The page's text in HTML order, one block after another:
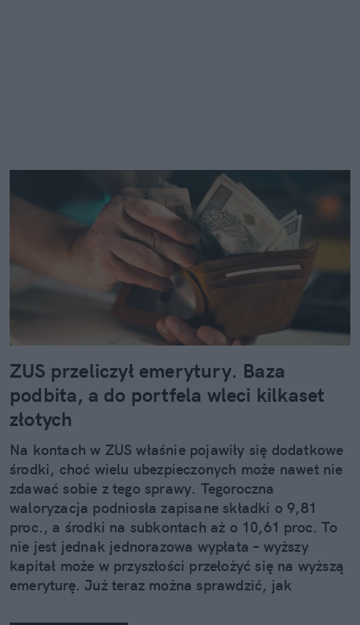
ZUS przeliczył emerytury. Baza
podbita, a do portfela wleci kilkaset
złotych
Na kontach w ZUS właśnie pojawiły się dodatkowe
środki, choć wielu ubezpieczonych może nawet nie
zdawać sobie z tego sprawy. Tegoroczna
waloryzacja podniosła zapisane składki o 9,81
proc., a środki na subkontach aż o 10,61 proc. To
nie jest jednak jednorazowa wypłata – wyższy
kapitał może w przyszłości przełożyć się na wyższą
emeryturę. Już teraz można sprawdzić, jak